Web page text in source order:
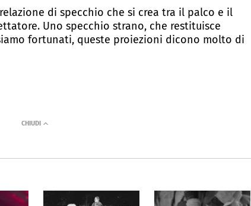
di specchio che si crea tra il palco e il
Uno specchio strano, che restituisce
fortunati, queste proiezioni dicono molto di